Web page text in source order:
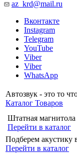
az_krd@mail.ru
Вконтакте
Instagram
Telegram
YouTube
Viber
Viber
WhatsApp
Автозвук - это то
Каталог Товаров
Штатная
Перейти в каталог
Подберем акустику
Перейти в каталог